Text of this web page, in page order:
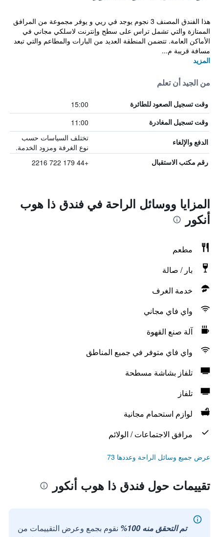
هذا الفندق المصنف 3 نجوم يوجد في ريي و يوفر مجموعة من المرافق
الممتازة والتي تشمل تراس على سطح وإنترنت لاسلكي مجاني في
الأماكن العامة. تتضمن المنطقة العديد من البارات والمطاعم والتي تبعد
مسافة قريبة م...
المزيد
من الجيد أن تعلم
وقت تسجيل الصعود للطائرة 15:00
وقت تسجيل المغادرة 11:00
الدفع والإلغاء
تختلف السياسات حسب
نوع الغرفة ومزود الخدمة.
رقم مكتب الاستقبال +44 179 722 2216
المزايا ووسائل الراحة في فندق ذا هوب
أنكور
مطعم
بار / صالة
خدمة الغرف
واي فاي مجاني
آلة صنع القهوة
واي فاي متوفر في جميع المناطق
تلفاز بشاشة مسطحة
تلفاز
لوازم استحمام مجانية
مرافق الاجتماعات / الولائم
عرض جميع وسائل الراحة وعددها 73
تقييمات حول فندق ذا هوب أنكور
تم التحقق منه 100%
نقوم بجمع وعرض التقييمات من